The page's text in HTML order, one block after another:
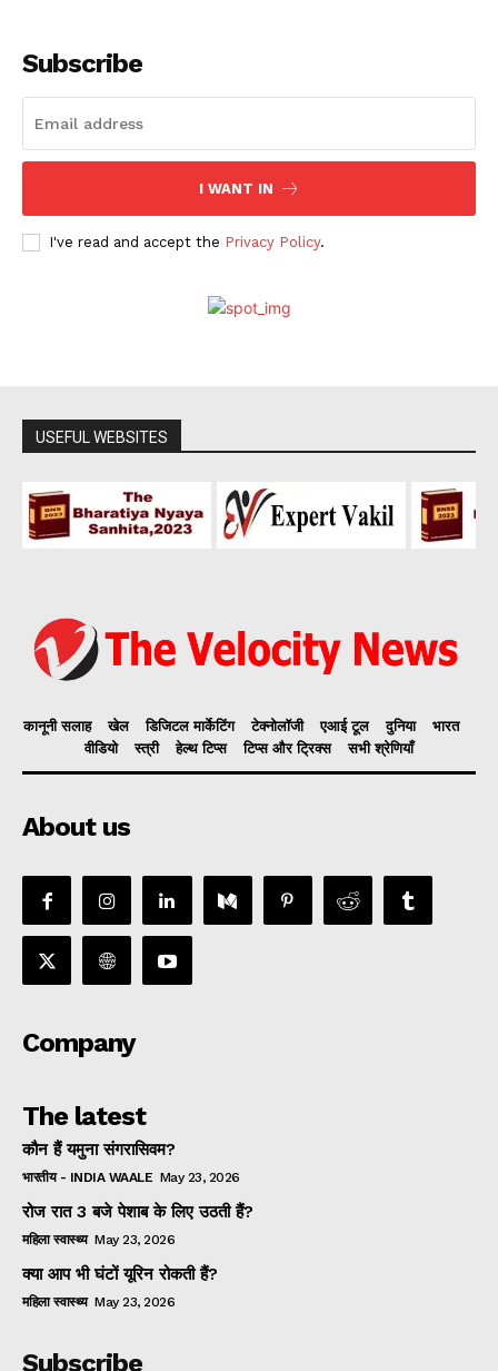
Subscribe
I WANT IN
I've read and accept the Privacy Policy.
USEFUL WEBSITES
कानूनी सलाह खेल डिजिटल मार्केटिंग टेक्नोलॉजी एआई टूल दुनिया
भारत
वीडियो
स्त्री हेल्थ टिप्स टिप्स और ट्रिक्स सभी श्रेणियाँ
About us
Company
The latest
कौन हैं यमुना संगरासिवम?
भारतीय - INDIA WAALE May 23, 2026
रोज रात 3 बजे पेशाब के लिए उठती हैं?
महिला स्वास्थ्य May 23, 2026
क्या आप भी घंटों यूरिन रोकती हैं?
महिला स्वास्थ्य May 23, 2026
Subscribe